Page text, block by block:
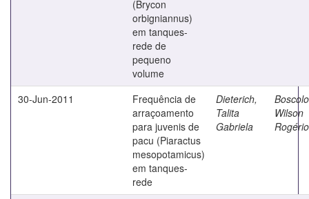
(Brycon
orbigniannus)
em tanques-
rede de
pequeno
volume
30-Jun-2011
Frequência de
arraçoamento
para juvenis de
pacu (Piaractus
mesopotamicus)
em tanques-
rede
Dieterich,
Talita
Gabriela
Wilson
Rogério